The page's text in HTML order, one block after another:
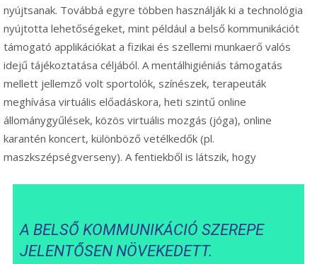
nyújtsanak. Továbbá egyre többen használják ki a technológia
nyújtotta lehetőségeket, mint például a belső kommunikációt
támogató applikációkat a fizikai és szellemi munkaerő valós
idejű tájékoztatása céljából. A mentálhigiéniás támogatás
mellett jellemző volt sportolók, színészek, terapeuták
meghívása virtuális előadáskora, heti szintű online
állománygyűlések, közös virtuális mozgás (jóga), online
karantén koncert, különböző vetélkedők (pl.
maszkszépségverseny). A fentiekből is látszik, hogy
A BELSŐ KOMMUNIKÁCIÓ SZEREPE
JELENTŐSEN NÖVEKEDETT.